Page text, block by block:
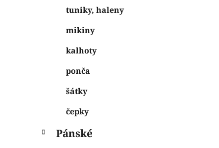
tuniky, haleny
mikiny
kalhoty
ponča
šátky
čepky
Pánské